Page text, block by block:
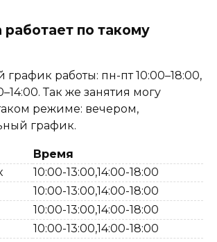
по такому
работы: пн-пт 10:00–18:00,
Так же занятия могу
режиме: вечером,
график.
Время
10:00-13:00,14:00-18:00
10:00-13:00,14:00-18:00
10:00-13:00,14:00-18:00
10:00-13:00,14:00-18:00